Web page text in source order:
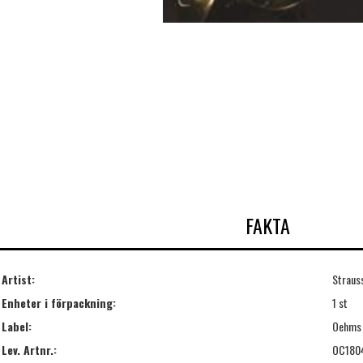
FAKTA
Artist:
Enheter i förpackning:
1 st
Label:
Oehms
Lev. Artnr.: